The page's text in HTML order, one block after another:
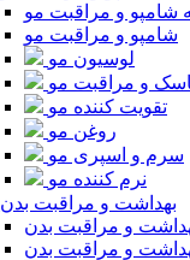
شامپو و مراقبت مو
شامپو و مراقبت مو
لوسیون مو
و مراقبت مو
تقویت کننده مو
روغن مو
سرم و اسپری مو
نرم کننده مو
بهداشت و مراقبت بدن
و مراقبت بدن
و مراقبت بدن